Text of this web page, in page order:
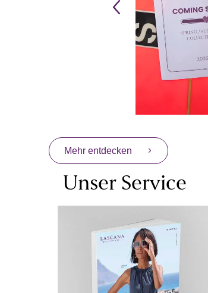
Mehr entdecken
Unser Service